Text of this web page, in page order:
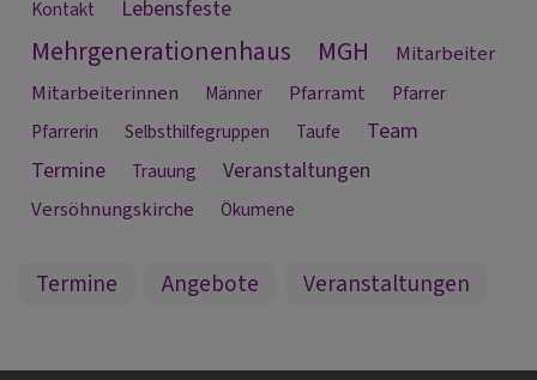
Kontakt
Lebensfeste
Mehrgenerationenhaus MGH
Mitarbeiter
Mitarbeiterinnen
Männer Pfarramt
Pfarrer
Pfarrerin
Selbsthilfegruppen Taufe
Team
Termine
Trauung Veranstaltungen
Versöhnungskirche Ökumene
Termine Angebote Veranstaltungen